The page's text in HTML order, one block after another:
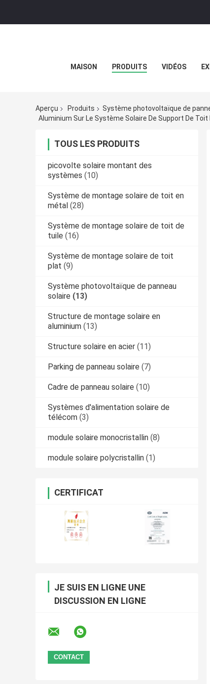
MAISON PRODUITS VIDÉOS
Aperçu Produits
Système photovoltaïque de
Aluminium Sur Le Système Solaire De Support De
TOUS LES PRODUITS
picovolte solaire montant des
systèmes (10)
Système de montage solaire de toit en
métal (28)
Système de montage solaire de toit de
tuile (16)
Système de montage solaire de toit
plat (9)
Système photovoltaïque de panneau
solaire (13)
Structure de montage solaire en
aluminium (13)
Structure solaire en acier (11)
Parking de panneau solaire (7)
Cadre de panneau solaire (10)
Systèmes d'alimentation solaire de
télécom (3)
module solaire monocristallin (8)
module solaire polycristallin (1)
CERTIFICAT
JE SUIS EN LIGNE UNE
DISCUSSION EN LIGNE